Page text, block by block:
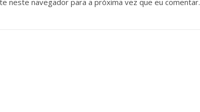
neste navegador para a próxima vez que eu comentar.